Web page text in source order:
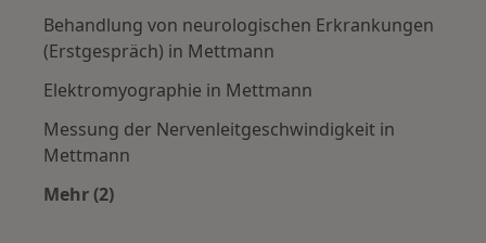
Behandlung von neurologischen Erkrankungen
(Erstgespräch) in Mettmann
Elektromyographie in Mettmann
Messung der Nervenleitgeschwindigkeit in
Mettmann
Mehr (2)